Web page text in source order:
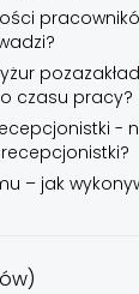
czasu pracy?
-
– jak